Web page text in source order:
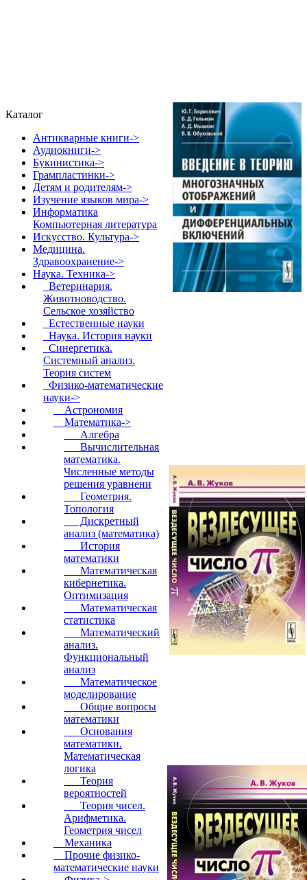
Каталог
Антикварные книги->
Аудиокниги->
Букинистика->
Грампластинки->
Детям и родителям->
Изучение языков мира->
Информатика
Компьютерная литература
Искусство. Культура->
Медицина.
Здравоохранение->
Наука. Техника->
Ветеринария.
Животноводство.
Сельское хозяйство
Естественные науки
Наука. История науки
Синергетика.
Системный анализ.
Теория систем
Физико-математические
науки->
Астрономия
Математика->
Алгебра
Вычислительная
математика.
Численные методы
решения уравнени
Геометрия.
Топология
Дискретный
анализ (математика)
История
математики
Математическая
кибернетика.
Оптимизация
Математическая
статистика
Математический
анализ.
Функциональный
анализ
Математическое
моделирование
Общие вопросы
математики
Основания
математики.
Математическая
логика
Теория
вероятностей
Теория чисел.
Арифметика.
Геометрия чисел
Механика
Прочие физико-
математические науки